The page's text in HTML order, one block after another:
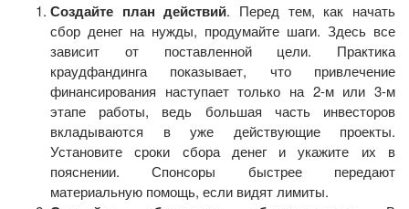
Создайте план действий. Перед тем, как начать
сбор денег на нужды, продумайте шаги. Здесь все
зависит от поставленной цели. Практика
краудфандинга показывает, что привлечение
финансирования наступает только на 2-м или 3-м
этапе работы, ведь большая часть инвесторов
вкладываются в уже действующие проекты.
Установите сроки сбора денег и укажите их в
пояснении. Спонсоры быстрее передают
материальную помощь, если видят лимиты.